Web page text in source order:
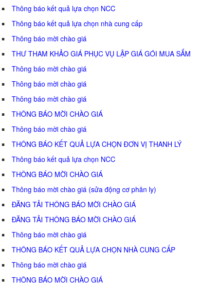
Thông báo kết quả lựa chọn NCC
Thông báo kết quả lựa chọn nhà cung cấp
Thông báo mời chào giá
THƯ THAM KHẢO GIÁ PHỤC VỤ LẬP GIÁ GÓI MUA SẮM
Thông báo mời chào giá
Thông báo mời chào giá
Thông báo mời chào giá
THÔNG BÁO MỜI CHÀO GIÁ
Thông báo mời chào giá
THÔNG BÁO KẾT QUẢ LỰA CHỌN ĐƠN VỊ THANH LÝ
Thông báo kết quả lựa chọn NCC
THÔNG BÁO MỜI CHÀO GIÁ
Thông báo mời chào giá (sửa động cơ phân ly)
ĐĂNG TẢI THÔNG BÁO MỜI CHÀO GIÁ
ĐĂNG TẢI THÔNG BÁO MỜI CHÀO GIÁ
Thông báo mời chào giá
THÔNG BÁO KẾT QUẢ LỰA CHỌN NHÀ CUNG CẤP
Thông báo mời chào giá
THÔNG BÁO MỜI CHÀO GIÁ